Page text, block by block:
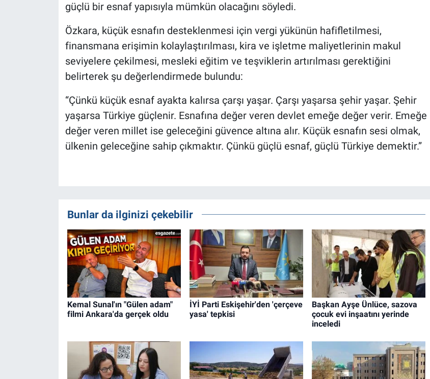
güçlü bir esnaf yapısıyla mümkün olacağını söyledi.
Özkara, küçük esnafın desteklenmesi için vergi yükünün hafifletilmesi,
finansmana erişimin kolaylaştırılması, kira ve işletme maliyetlerinin makul
seviyelere çekilmesi, mesleki eğitim ve teşviklerin artırılması gerektiğini
belirterek şu değerlendirmede bulundu:
“Çünkü küçük esnaf ayakta kalırsa çarşı yaşar. Çarşı yaşarsa şehir yaşar. Şehir
yaşarsa Türkiye güçlenir. Esnafına değer veren devlet emeğe değer verir. Emeğe
değer veren millet ise geleceğini güvence altına alır. Küçük esnafın sesi olmak,
ülkenin geleceğine sahip çıkmaktır. Çünkü güçlü esnaf, güçlü Türkiye demektir.”
Bunlar da ilginizi çekebilir
Kemal Sunal'ın "Gülen adam"
filmi Ankara'da gerçek oldu
İYİ Parti Eskişehir'den 'çerçeve
yasa' tepkisi
Başkan Ayşe Ünlüce, sazova
çocuk evi inşaatını yerinde
inceledi